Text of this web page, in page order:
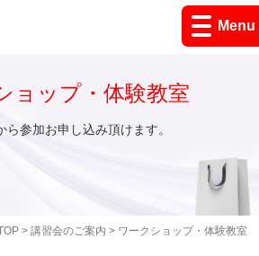
Menu
> 講習会のご案内 > ワークショップ・体験教室
ョップ・体験教室
ら参加お申し込み頂けます。